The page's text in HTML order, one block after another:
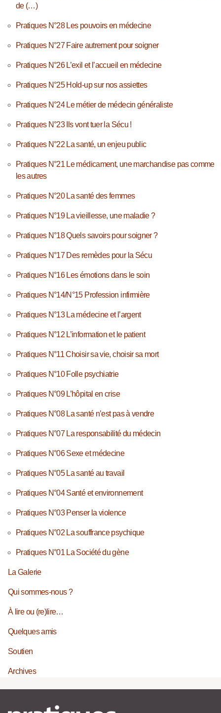
de (…)
Pratiques N°28 Les pouvoirs en médecine
Pratiques N°27 Faire autrement pour soigner
Pratiques N°26 L’exil et l’accueil en médecine
Pratiques N°25 Hold-up sur nos assiettes
Pratiques N°24 Le métier de médecin généraliste
Pratiques N°23 Ils vont tuer la Sécu !
Pratiques N°22 La santé, un enjeu public
Pratiques N°21 Le médicament, une marchandise pas comme
les autres
Pratiques N°20 La santé des femmes
Pratiques N°19 La vieillesse, une maladie ?
Pratiques N°18 Quels savoirs pour soigner ?
Pratiques N°17 Des remèdes pour la Sécu
Pratiques N°16 Les émotions dans le soin
Pratiques N°14/N°15 Profession infirmière
Pratiques N°13 La médecine et l’argent
Pratiques N°12 L’information et le patient
Pratiques N°11 Choisir sa vie, choisir sa mort
Pratiques N°10 Folle psychiatrie
Pratiques N°09 L’hôpital en crise
Pratiques N°08 La santé n’est pas à vendre
Pratiques N°07 La responsabilité du médecin
Pratiques N°06 Sexe et médecine
Pratiques N°05 La santé au travail
Pratiques N°04 Santé et environnement
Pratiques N°03 Penser la violence
Pratiques N°02 La souffrance psychique
Pratiques N°01 La Société du gène
La Galerie
Qui sommes-nous ?
À lire ou (re)lire…
Quelques amis
Soutien
Archives